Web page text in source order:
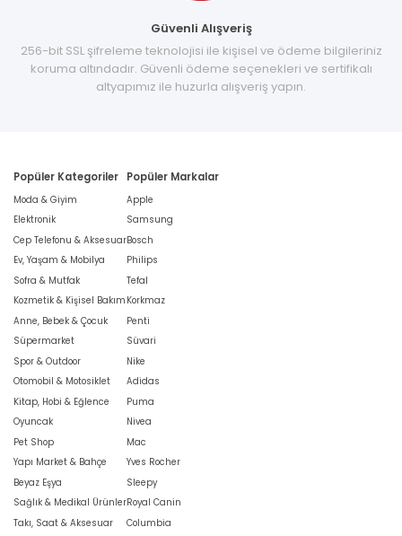
Güvenli Alışveriş
256-bit SSL şifreleme teknolojisi ile kişisel ve ödeme bilgileriniz
koruma altındadır. Güvenli ödeme seçenekleri ve sertifikalı
altyapımız ile huzurla alışveriş yapın.
Popüler Kategoriler
Moda & Giyim
Elektronik
Cep Telefonu & Aksesuar
Ev, Yaşam & Mobilya
Sofra & Mutfak
Kozmetik & Kişisel Bakım
Anne, Bebek & Çocuk
Süpermarket
Spor & Outdoor
Otomobil & Motosiklet
Kitap, Hobi & Eğlence
Oyuncak
Pet Shop
Yapı Market & Bahçe
Beyaz Eşya
Sağlık & Medikal Ürünler
Takı, Saat & Aksesuar
Popüler Markalar
Apple
Samsung
Bosch
Philips
Tefal
Korkmaz
Penti
Süvari
Nike
Adidas
Puma
Nivea
Mac
Yves Rocher
Sleepy
Royal Canin
Columbia